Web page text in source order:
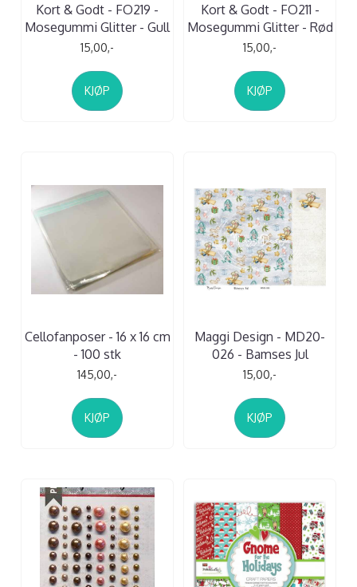
Kort & Godt - FO219 -
Mosegummi Glitter - Gull
15,00,-
KJØP
Kort & Godt - FO211 -
Mosegummi Glitter - Rød
15,00,-
KJØP
Cellofanposer - 16 x 16 cm
- 100 stk
145,00,-
KJØP
Maggi Design - MD20-
026 - Bamses Jul
15,00,-
KJØP